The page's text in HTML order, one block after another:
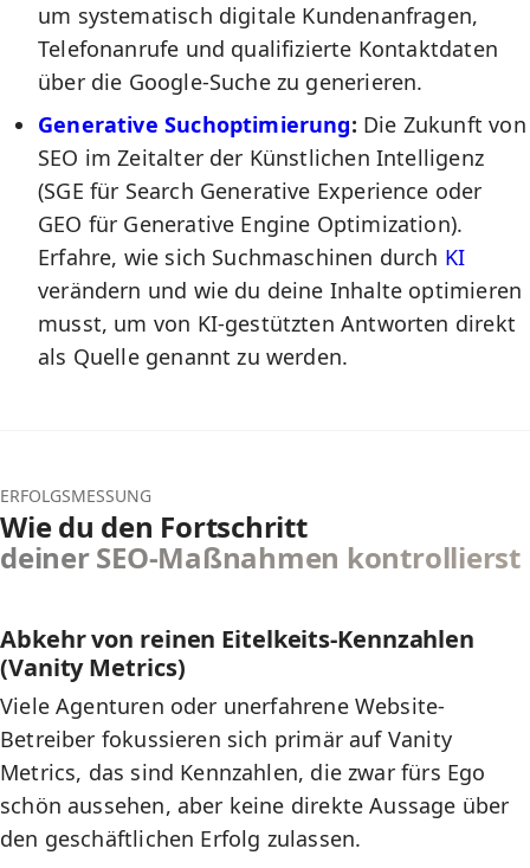
um systematisch digitale Kundenanfragen,
Telefonanrufe und qualifizierte Kontaktdaten
über die Google-Suche zu generieren.
Generative Suchoptimierung: Die Zukunft von
SEO im Zeitalter der Künstlichen Intelligenz
(SGE für Search Generative Experience oder
GEO für Generative Engine Optimization).
Erfahre, wie sich Suchmaschinen durch KI
verändern und wie du deine Inhalte optimieren
musst, um von KI-gestützten Antworten direkt
als Quelle genannt zu werden.
ERFOLGSMESSUNG
Wie du den Fortschritt
deiner SEO-Maßnahmen kontrollierst
Abkehr von reinen Eitelkeits-Kennzahlen
(Vanity Metrics)
Viele Agenturen oder unerfahrene Website-
Betreiber fokussieren sich primär auf Vanity
Metrics, das sind Kennzahlen, die zwar fürs Ego
schön aussehen, aber keine direkte Aussage über
den geschäftlichen Erfolg zulassen.